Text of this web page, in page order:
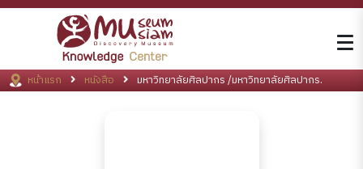
หน้าแรก หนังสือ มหาวิทยาลัยศิลปากร /มหาวิทยาลัยศิลปากร.